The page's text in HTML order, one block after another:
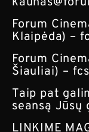
Forum
Klaipėda) –
Forum
Šiauliai) –
Taip pat
seansą Jūsų
LINKIME